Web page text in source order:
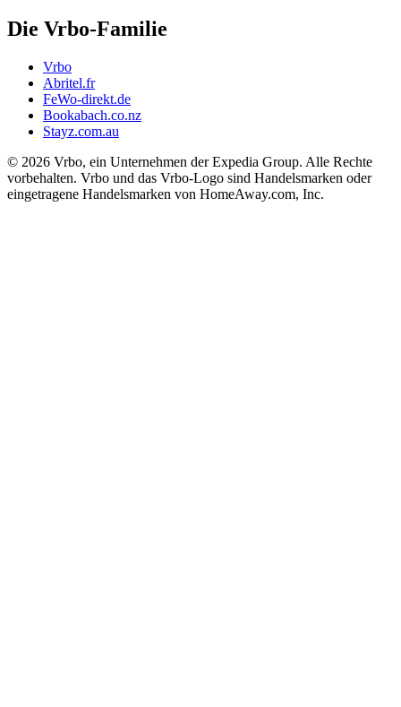
Die Vrbo-Familie
Vrbo
Abritel.fr
FeWo-direkt.de
Bookabach.co.nz
Stayz.com.au
© 2026 Vrbo, ein Unternehmen der Expedia Group. Alle Rechte
vorbehalten. Vrbo und das Vrbo-Logo sind Handelsmarken oder
eingetragene Handelsmarken von HomeAway.com, Inc.